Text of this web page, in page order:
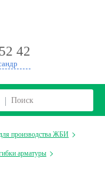
42
производства ЖБИ
арматуры